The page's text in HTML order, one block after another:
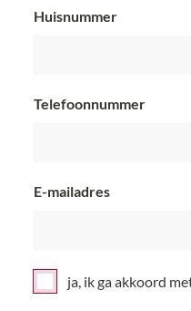
Huisnummer
Telefoonnummer
E-mailadres
ja, ik ga akkoord